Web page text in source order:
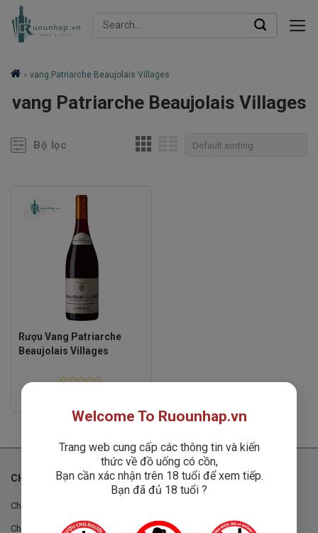
Skip
Search
» vang Patriarche Beaujolais Villages
vang Patriarche Beaujolais Villages
Bộ lọc
Rượu Vang Patriarche
Beaujolais Villages
CHÍNH SÁCH
Chính sách chung
Chính sách đổi trả
Welcome To Ruounhap.vn
Trang web cung cấp các thông tin và kiến
thức về đồ uống có cồn,
Bạn cần xác nhận trên 18 tuổi để xem tiếp.
Bạn đã đủ 18 tuổi ?